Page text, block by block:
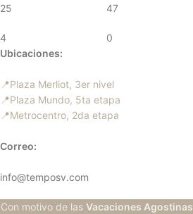
25
4
47
0
Ubicaciones:
📍Plaza Merliot, 3er nivel
📍Plaza Mundo, 5ta etapa
📍Metrocentro, 2da etapa
Correo:
info@temposv.com
Con motivo de las Vacaciones Agostinas